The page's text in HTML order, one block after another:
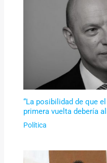
“La posibilidad de que
primera vuelta debería
Política